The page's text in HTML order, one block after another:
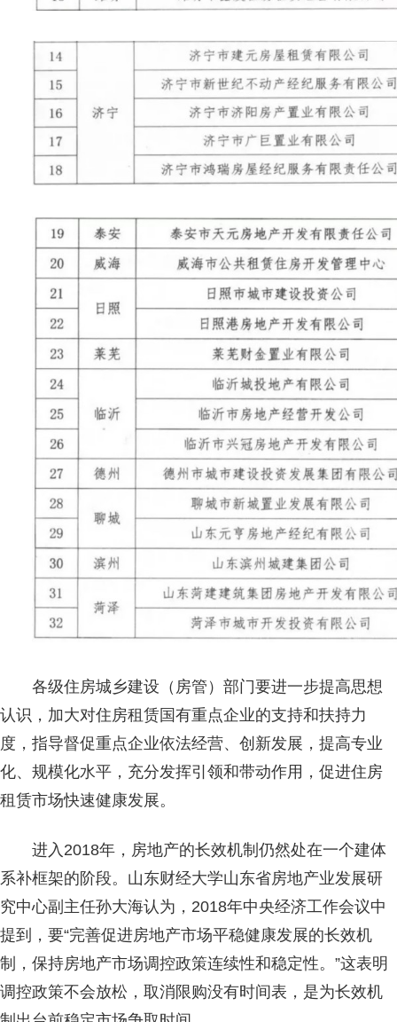
各级住房城乡建设（房管）部门要进一步提高思想
认识，加大对住房租赁国有重点企业的支持和扶持力
度，指导督促重点企业依法经营、创新发展，提高专业
化、规模化水平，充分发挥引领和带动作用，促进住房
租赁市场快速健康发展。
进入2018年，房地产的长效机制仍然处在一个建体
系补框架的阶段。山东财经大学山东省房地产业发展研
究中心副主任孙大海认为，2018年中央经济工作会议中
提到，要“完善促进房地产市场平稳健康发展的长效机
制，保持房地产市场调控政策连续性和稳定性。”这表明
调控政策不会放松，取消限购没有时间表，是为长效机